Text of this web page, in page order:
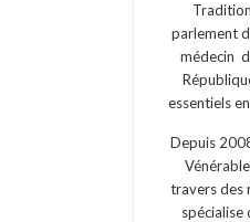
parlement
médecin
essentiels
Depuis
travers des
spécialise